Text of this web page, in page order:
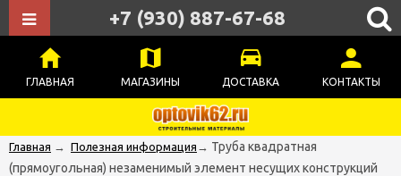
ГЛАВНАЯ МАГАЗИНЫ ДОСТАВКА КОНТАКТЫ
+7 (930) 887-67-68
Главная → Полезная информация → Труба квадратная
(прямоугольная) незаменимый элемент несущих конструкций